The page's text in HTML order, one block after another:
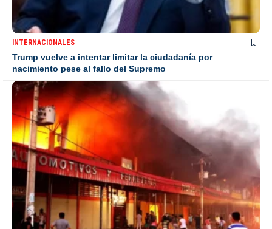
INTERNACIONALES
Trump vuelve a intentar limitar la ciudadanía por
nacimiento pese al fallo del Supremo